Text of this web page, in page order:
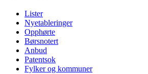
Lister
Nyetableringer
Opphørte
Børsnotert
Anbud
Patentsok
Fylker og kommuner